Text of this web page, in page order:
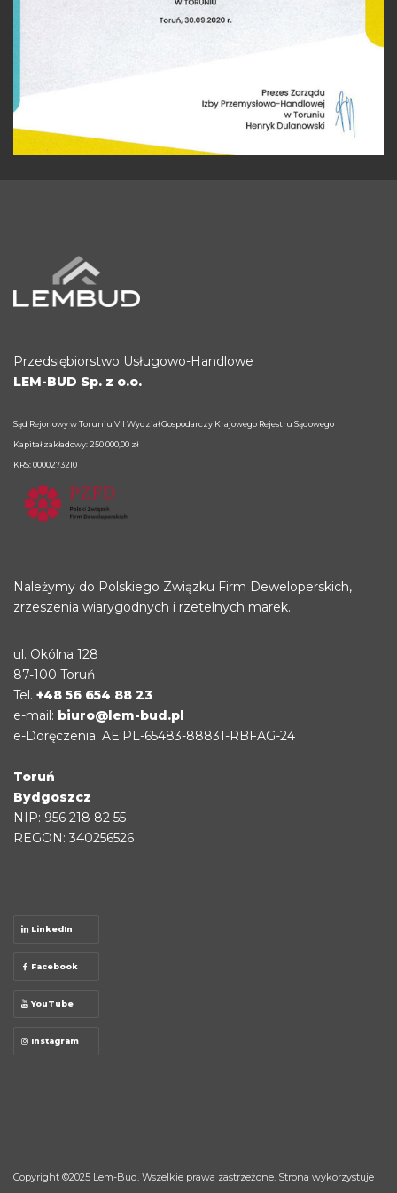
Przedsiębiorstwo Usługowo-Handlowe
LEM-BUD Sp. z o.o.
Sąd Rejonowy w Toruniu VII Wydział Gospodarczy Krajowego Rejestru Sądowego
Kapitał zakładowy: 250 000,00 zł
KRS: 0000273210
Należymy do Polskiego Związku Firm Deweloperskich,
zrzeszenia wiarygodnych i rzetelnych marek.
ul. Okólna 128
87-100 Toruń
Tel. +48 56 654 88 23
e-mail: biuro@lem-bud.pl
e-Doręczenia: AE:PL-65483-88831-RBFAG-24
Toruń
Bydgoszcz
NIP: 956 218 82 55
REGON: 340256526
LinkedIn
Facebook
YouTube
Instagram
Copyright ©2025 Lem-Bud . Wszelkie prawa zastrzeżone. Strona wykorzystuje